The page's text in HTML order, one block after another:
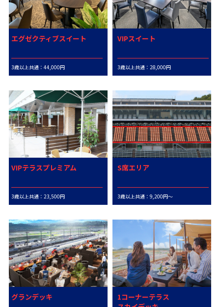
エグゼクティブスイート
3歳以上共通：44,000円
VIPスイート
3歳以上共通：28,000円
VIPテラスプレミアム
3歳以上共通：23,500円
S席エリア
3歳以上共通：9,200円～
グランデッキ
1コーナーテラス